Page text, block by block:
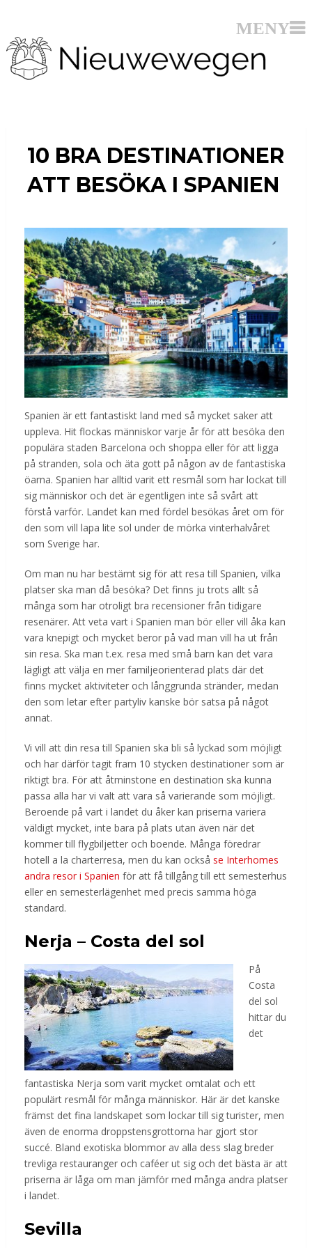
10 BRA DESTINATIONER
ATT BESÖKA I SPANIEN
Spanien är ett fantastiskt land med så mycket saker att
uppleva. Hit flockas människor varje år för att besöka den
populära staden Barcelona och shoppa eller för att ligga
på stranden, sola och äta gott på någon av de fantastiska
öarna. Spanien har alltid varit ett resmål som har lockat till
sig människor och det är egentligen inte så svårt att
förstå varför. Landet kan med fördel besökas året om för
den som vill lapa lite sol under de mörka vinterhalvåret
som Sverige har.
Om man nu har bestämt sig för att resa till Spanien, vilka
platser ska man då besöka? Det finns ju trots allt så
många som har otroligt bra recensioner från tidigare
resenärer. Att veta vart i Spanien man bör eller vill åka kan
vara knepigt och mycket beror på vad man vill ha ut från
sin resa. Ska man t.ex. resa med små barn kan det vara
lägligt att välja en mer familjeorienterad plats där det
finns mycket aktiviteter och långgrunda stränder, medan
den som letar efter partyliv kanske bör satsa på något
annat.
Vi vill att din resa till Spanien ska bli så lyckad som möjligt
och har därför tagit fram 10 stycken destinationer som är
riktigt bra. För att åtminstone en destination ska kunna
passa alla har vi valt att vara så varierande som möjligt.
Beroende på vart i landet du åker kan priserna variera
väldigt mycket, inte bara på plats utan även när det
kommer till flygbiljetter och boende. Många föredrar
hotell a la charterresa, men du kan också se Interhomes
andra resor i Spanien för att få tillgång till ett semesterhus
eller en semesterlägenhet med precis samma höga
standard.
Nerja – Costa del sol
På
Costa
del sol
hittar du
det
fantastiska Nerja som varit mycket omtalat och ett
populärt resmål för många människor. Här är det kanske
främst det fina landskapet som lockar till sig turister, men
även de enorma droppstensgrottorna har gjort stor
succé. Bland exotiska blommor av alla dess slag breder
trevliga restauranger och caféer ut sig och det bästa är att
priserna är låga om man jämför med många andra platser
i landet.
Sevilla